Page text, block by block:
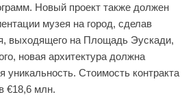
Новый проект также должен
музея на город, сделав
выходящего на Площадь Эускади,
новая архитектура должна
уникальность. Стоимость контракта
€18,6 млн.